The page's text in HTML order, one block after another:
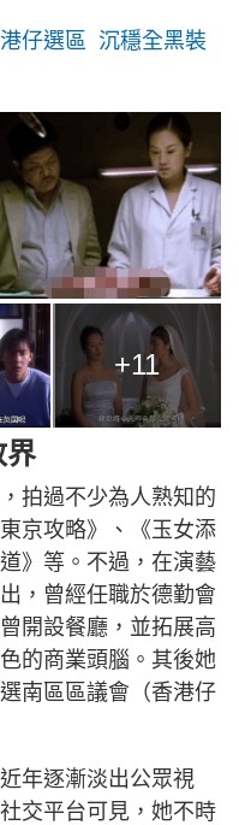
仔選區 沉穩全黑裝
+11
界
拍過不少為人熟知的
京攻略》、《玉女添
》等。不過，在演藝
，曾經任職於德勤會
開設餐廳，並拓展高
的商業頭腦。其後她
南區區議會（香港仔
年逐漸淡出公眾視
交平台可見，她不時